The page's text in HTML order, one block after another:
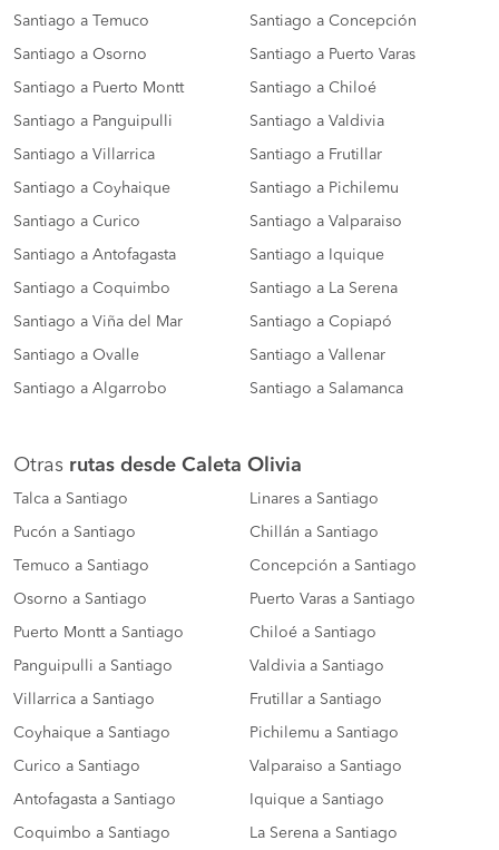
Santiago a Temuco Santiago a Concepción
Santiago a Osorno Santiago a Puerto Varas
Santiago a Puerto Montt Santiago a Chiloé
Santiago a Panguipulli Santiago a Valdivia
Santiago a Villarrica Santiago a Frutillar
Santiago a Coyhaique Santiago a Pichilemu
Santiago a Curico Santiago a Valparaiso
Santiago a Antofagasta Santiago a Iquique
Santiago a Coquimbo Santiago a La Serena
Santiago a Viña del Mar Santiago a Copiapó
Santiago a Ovalle Santiago a Vallenar
Santiago a Algarrobo Santiago a Salamanca
Otras rutas desde Caleta Olivia
Talca a Santiago Linares a Santiago
Pucón a Santiago Chillán a Santiago
Temuco a Santiago Concepción a Santiago
Osorno a Santiago Puerto Varas a Santiago
Puerto Montt a Santiago Chiloé a Santiago
Panguipulli a Santiago Valdivia a Santiago
Villarrica a Santiago Frutillar a Santiago
Coyhaique a Santiago Pichilemu a Santiago
Curico a Santiago Valparaiso a Santiago
Antofagasta a Santiago Iquique a Santiago
Coquimbo a Santiago La Serena a Santiago